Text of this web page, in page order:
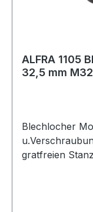
ALFRA 1105
32,5 mm M32 für Rohre und
Blechlocher
gratfreien